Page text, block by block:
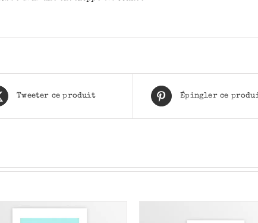
Tweeter ce produit Épingler ce